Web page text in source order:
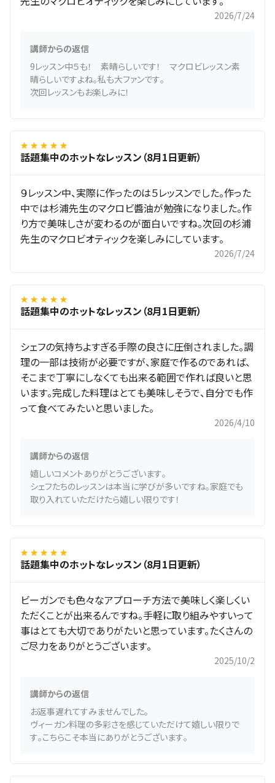
2026/7/24
講師からの返信
9レッスン中５も！ 素晴らしいです！ マクロビレッスン素
晴らしいですよね。私も大ファンです。
次回レッスンもお楽しみに！
★ ★ ★ ★ ★
話題集中のホットなレッスン（8月1日更新）
９レッスン中、実際に作ったのは５レッスンでした。作った
中では杉浦先生のマクロビ醬油が勉強になりました。作
り方で美味しさが変わるのが面白いですね。次回の杉浦
先生のマクロビオティックを楽しみにしています。
2026/7/24
★ ★ ★ ★ ★
話題集中のホットなレッスン（8月1日更新）
シェフの気持ちよすぎる手際の良さに圧倒されました。調
理の一部は技術が必要ですが、家庭で作るのであれば、
そこまで丁寧にしなくても出来る範囲で作れば良いと思
います。完成した料理はとても美味しそうで、自分でも作
って食べてみたいと思いました。
2026/4/10
講師からの返信
嬉しいコメントありがとうございます。
シェフたちのレッスンは本当に学びが多いですね。家庭でも
取り入れていただけたら嬉しい限りです！
★ ★ ★ ★ ★
話題集中のホットなレッスン（8月1日更新）
ビーガンでも色々なアプローチ方法で美味しく楽しくい
ただくことが出来るんですね。手軽に取り組みやすいって
事はとても大切でありがたいと思っています。たくさんの
ご尽力をありがとうございます。
2025/10/2
講師からの返信
お返事遅れてすみませんでした。
ヴィーガン料理の多彩さを感じていただけて嬉しい限りで
す。こちらこそ本当にありがとうございます。